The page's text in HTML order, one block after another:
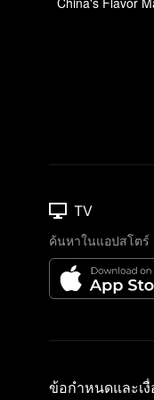
TV
ค้นหาในแอปสโตร์
ข้อกำหนดและเ